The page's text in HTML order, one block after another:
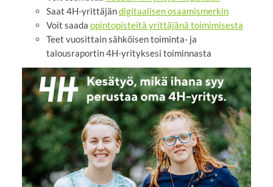
Saat 4H-yrittäjändigitaalisen osaamismerkin
Voit saada opintopisteitä yrittäjänä toimimisesta
Teet vuosittain sähköisen toiminta- ja
talousraportin 4H-yrityksesi toiminnasta